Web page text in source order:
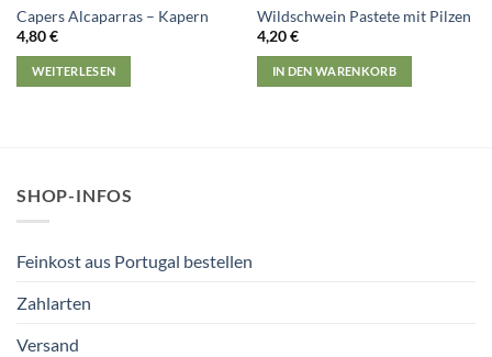
Capers Alcaparras – Kapern
4,80€
WEITERLESEN
Wildschwein Pastete mit Pilzen
4,20€
IN DEN WARENKORB
SHOP-INFOS
Feinkost aus Portugal bestellen
Zahlarten
Versand